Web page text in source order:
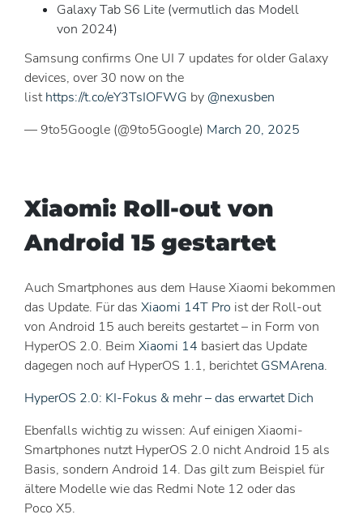
Galaxy Tab S6 Lite (vermutlich das Modell
von 2024)
Samsung confirms One UI 7 updates for older Galaxy
devices, over 30 now on the
listhttps://t.co/eY3TsIOFWG by @nexusben
— 9to5Google (@9to5Google) March 20, 2025
Xiaomi: Roll-out von
Android 15 gestartet
Auch Smartphones aus dem Hause Xiaomi bekommen
das Update. Für das Xiaomi 14T Pro ist der Roll-out
von Android 15 auch bereits gestartet – in Form von
HyperOS 2.0. Beim Xiaomi 14 basiert das Update
dagegen noch auf HyperOS 1.1, berichtetGSMArena.
HyperOS 2.0: KI-Fokus & mehr – das erwartet Dich
Ebenfalls wichtig zu wissen: Auf einigen Xiaomi-
Smartphones nutzt HyperOS 2.0 nicht Android 15 als
Basis, sondern Android 14. Das gilt zum Beispiel für
ältere Modelle wie das Redmi Note 12 oder das
Poco X5.